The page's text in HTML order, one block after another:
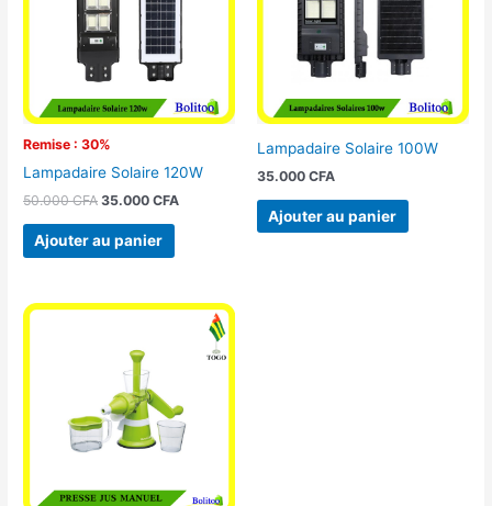
Remise : 30%
Lampadaire Solaire 120W
50.000CFA 35.000CFA
Ajouter au panier
Lampadaire Solaire 100W
35.000 CFA
Ajouter au panier